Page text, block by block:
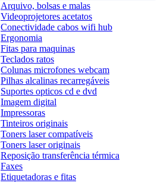
Arquivo, bolsas e malas
Videoprojetores acetatos
Conectividade cabos wifi hub
Ergonomia
Fitas para maquinas
Teclados ratos
Colunas microfones webcam
Pilhas alcalinas recarregáveis
Suportes opticos cd e dvd
Imagem digital
Impressoras
Tinteiros originais
Toners laser compatíveis
Toners laser originais
Reposição transferência térmica
Faxes
Etiquetadoras e fitas